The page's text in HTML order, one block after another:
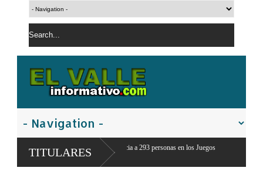
TITULARES
de emergencia a 293 personas en los Juegos